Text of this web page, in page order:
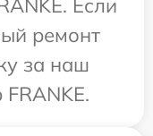
Если
ремонт
за наш